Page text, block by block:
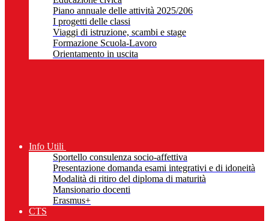
Piano annuale delle attività 2025/206
I progetti delle classi
Viaggi di istruzione, scambi e stage
Formazione Scuola-Lavoro
Orientamento in uscita
Info Utili
Sportello consulenza socio-affettiva
Presentazione domanda esami integrativi e di idoneità
Modalità di ritiro del diploma di maturità
Mansionario docenti
Erasmus+
CTS